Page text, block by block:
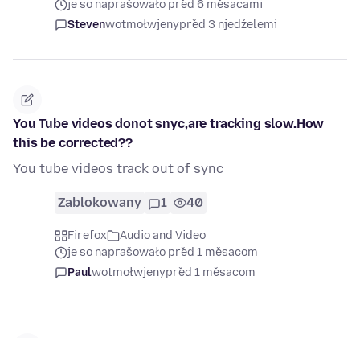
je so naprašowało před 6 měsacami
Stevenwotmołwjenypřed 3 njedźelemi
You Tube videos donot snyc,are tracking slow.How
this be corrected??
You tube videos track out of sync
Zablokowany 1 40
Firefox
Audio and Video
je so naprašowało před 1 měsacom
Paulwotmołwjenypřed 1 měsacom